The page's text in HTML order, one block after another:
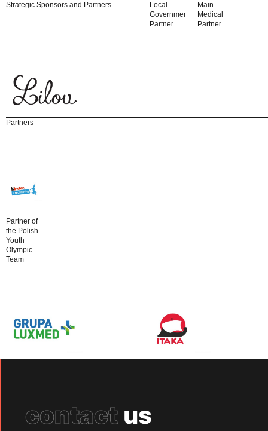
Strategic Sponsors and Partners
Local
Government
Partner
Main
Medical
Partner
Partners
Partner of
the Polish
Youth
Olympic
Team
contact us